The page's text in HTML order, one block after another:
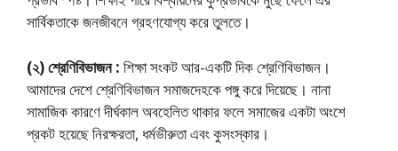
সার্বিকতাকে জনজীবনে গ্রহণযােগ্য করে তুলতে।
(২) শ্রেণিবিভাজন : শিক্ষা সংকট আর-একটি দিক শ্রেণিবিভাজন।
আমাদের দেশে শ্রেণিবিভাজন সমাজদেহকে পঙ্গু করে দিয়েছে। নানা
সামাজিক কারণে দীর্ঘকাল অবহেলিত থাকার ফলে সমাজের একটা অংশে
প্রকট হয়েছে নিরক্ষরতা, ধর্মভীরুতা এবং কুসংস্কার।